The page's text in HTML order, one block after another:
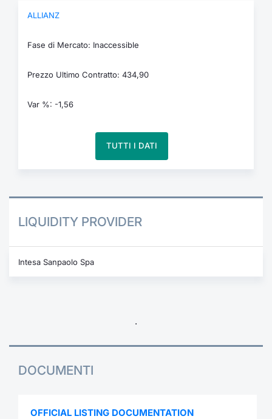
ALLIANZ
Fase di Mercato: Inaccessible
Prezzo Ultimo Contratto: 434,90
Var %: -1,56
TUTTI I DATI
LIQUIDITY PROVIDER
Intesa Sanpaolo Spa
.
DOCUMENTI
OFFICIAL LISTING DOCUMENTATION